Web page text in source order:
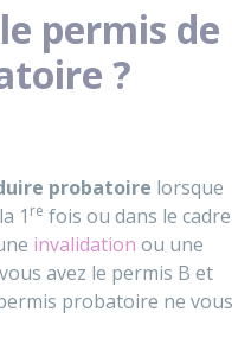
permis de
?
probatoire lorsque
1 re fois ou dans le cadre
invalidation ou une
avez le permis B et
probatoire ne vous